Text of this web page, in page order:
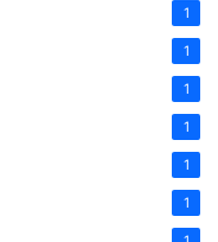
1
1
1
1
1
1